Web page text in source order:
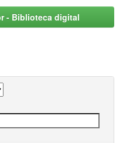
- Biblioteca digital